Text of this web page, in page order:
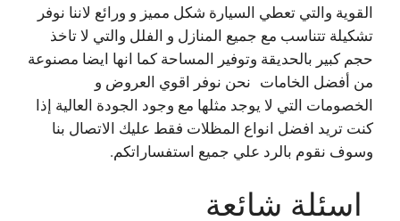
القوية والتي تعطي السيارة شكل مميز و ورائع لاننا نوفر
تشكيلة تتناسب مع جميع المنازل و الفلل والتي لا تاخذ
حجم كبير بالحديقة وتوفير المساحة كما انها ايضا مصنوعة
من أفضل الخامات نحن نوفر اقوي العروض و
الخصومات التي لا يوجد مثلها مع وجود الجودة العالية إذا
كنت تريد افضل انواع المظلات فقط عليك الاتصال بنا
وسوف نقوم بالرد علي جميع استفساراتكم.
اسئلة شائعة